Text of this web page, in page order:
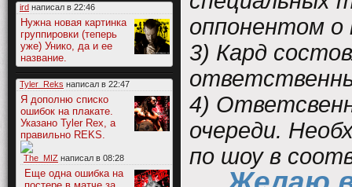
ird написал в 22:46
Нужна новая картинка
группировки (теперь
уже) Унико, да и ее
название.
Tyler_Reks написал в 22:47
Я дополню списко
ошибок на плакате.
Указано Tyler Rex, а
правильно REKS.
The_MIZ написал в 08:28
Еще одна ошибка на
оппонентом о
3) Кард
4)
очереди.
по шоу в